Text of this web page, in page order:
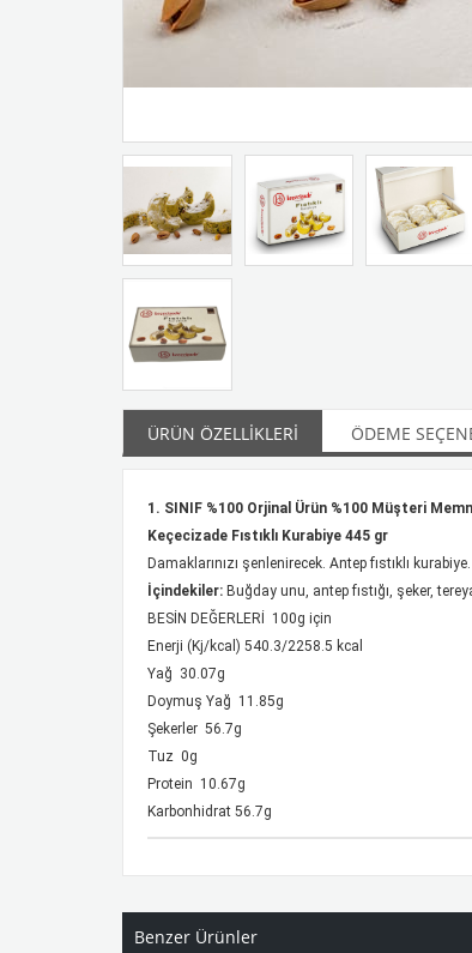
ÜRÜN ÖZELLIKLERI ÖDEME
1. SINIF %100 Orjinal Ürün %100 Müşteri
Keçecizade Fıstıklı Kurabiye 445 gr
Damaklarınızı şenlenirecek. Antep fıstıklı
İçindekiler: Buğday unu, antep fıstığı, şeker,
BESİN DEĞERLERİ 100g için
Enerji (Kj/kcal) 540.3/2258.5 kcal
Yağ 30.07g
Doymuş Yağ 11.85g
Şekerler 56.7g
Tuz 0g
Protein 10.67g
Karbonhidrat 56.7g
Benzer Ürünler